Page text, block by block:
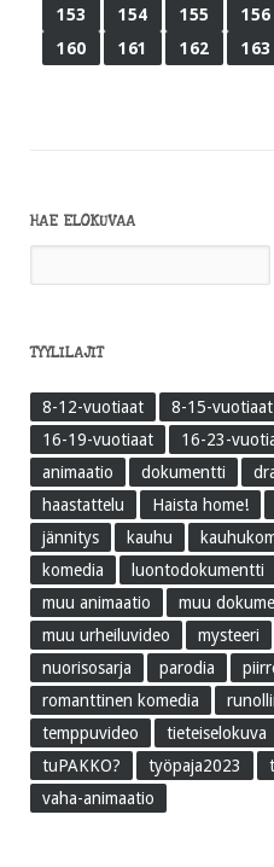
153
154 155 156
160
161 162 163
HAE ELOKUVAA
TYYLILAJIT
8-12-vuotiaat 8-15-vuotiaat
16-19-vuotiaat
16-23-
animaatio
dokumentti
haastattelu
Haista home!
jännitys
kauhu
komedia
luontodokumentti
muu animaatio
muu
muu urheiluvideo
mysteeri
nuorisosarja
parodia
romanttinen komedia
temppuvideo
tieteiselokuva
tuPAKKO?
työpaja2023
vaha-animaatio